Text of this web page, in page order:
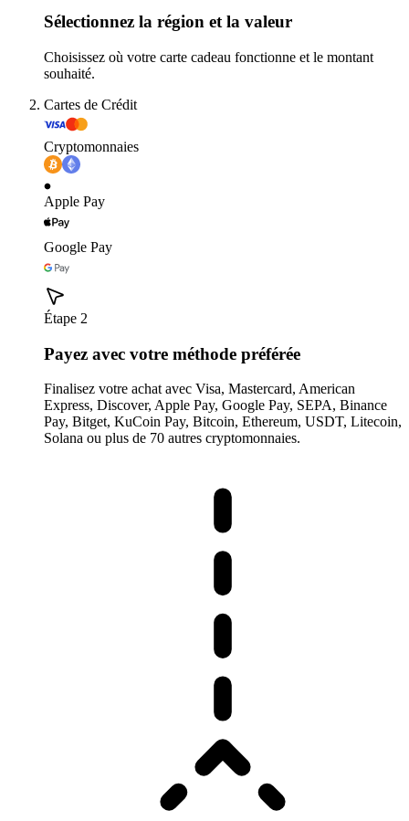
Sélectionnez la région et la valeur
Choisissez où votre carte cadeau fonctionne et le montant
souhaité.
Cartes de Crédit
Cryptomonnaies
Apple Pay
Google Pay
Étape 2
Payez avec votre méthode préférée
Finalisez votre achat avec Visa, Mastercard, American
Express, Discover, Apple Pay, Google Pay, SEPA, Binance
Pay, Bitget, KuCoin Pay, Bitcoin, Ethereum, USDT, Litecoin,
Solana ou plus de 70 autres cryptomonnaies.